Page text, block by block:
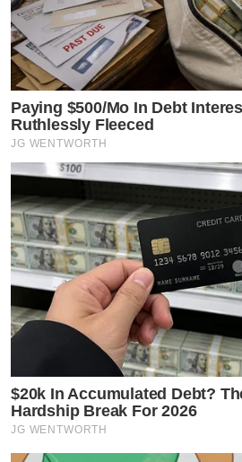
Paying $500/Mo In Debt
Ruthlessly Fleeced
JG WENTWORTH
$20k In Accumulated Debt?
Hardship Break For 2026
JG WENTWORTH